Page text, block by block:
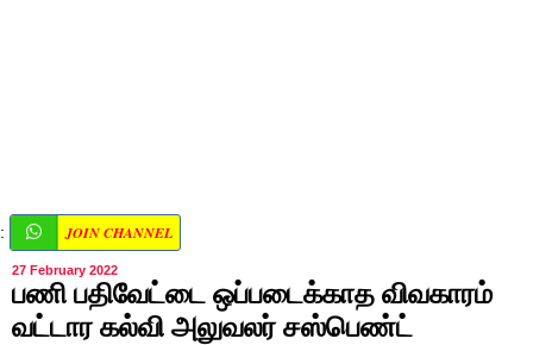
: JOIN CHANNEL
27 February 2022
பணி பதிவேட்டை ஒப்படைக்காத விவகாரம்
வட்டார கல்வி அலுவலர் சஸ்பெண்ட்